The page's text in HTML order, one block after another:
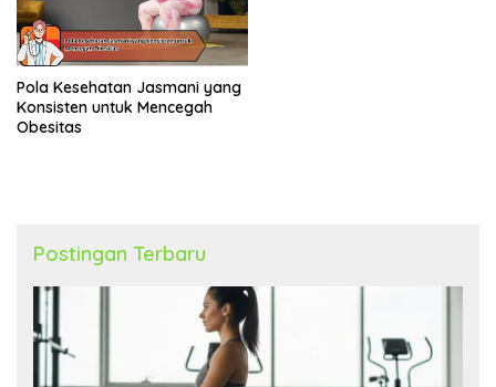
Pola Kesehatan Jasmani yang
Konsisten untuk Mencegah
Obesitas
Postingan Terbaru